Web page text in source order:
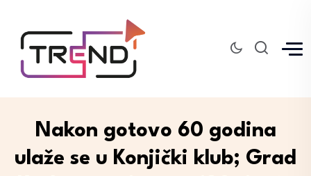
Nakon gotovo 60 godina
ulaže se u Konjički klub; Grad